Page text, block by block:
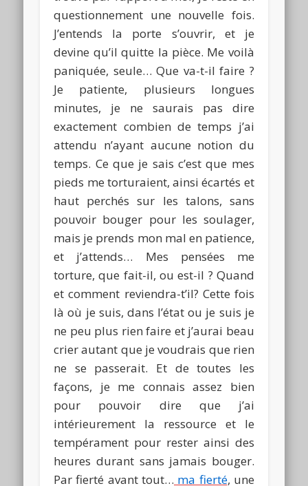
questionnement une nouvelle fois.
J’entends la porte s’ouvrir, et je
devine qu’il quitte la pièce. Me voilà
paniquée, seule… Que va-t-il faire ?
Je patiente, plusieurs longues
minutes, je ne saurais pas dire
exactement combien de temps j’ai
attendu n’ayant aucune notion du
temps. Ce que je sais c’est que mes
pieds me torturaient, ainsi écartés et
haut perchés sur les talons, sans
pouvoir bouger pour les soulager,
mais je prends mon mal en patience,
et j’attends… Mes pensées me
torture, que fait-il, ou est-il ? Quand
et comment reviendra-t’il? Cette fois
là où je suis, dans l’état ou je suis je
ne peu plus rien faire et j’aurai beau
crier autant que je voudrais que rien
ne se passerait. Et de toutes les
façons, je me connais assez bien
pour pouvoir dire que j’ai
intérieurement la ressource et le
tempérament pour rester ainsi des
heures durant sans jamais bouger.
Par fierté avant tout… ma fierté, une